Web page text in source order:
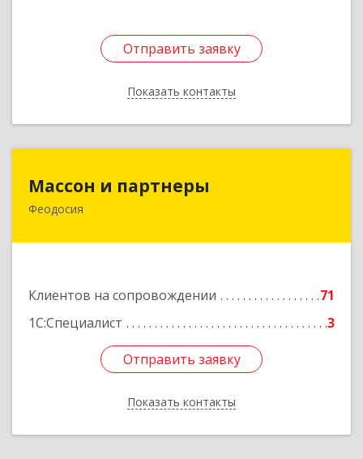
Отправить заявку
Показать контакты
Отправить заявку
Назад
Массон и партнеры
Феодосия
Клиентов на сопровождении
71
1С:Специалист
3
Отправить заявку
Показать контакты
298112, Крым Респ, Феодосия г, Крымская ул,
Отправить заявку
Назад